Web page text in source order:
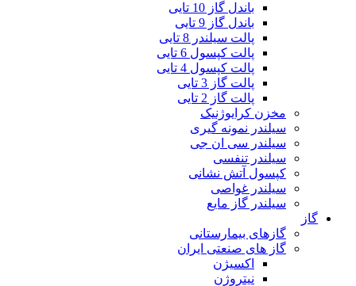
باندل گاز 10 تایی
باندل گاز 9 تایی
پالت سیلندر 8 تایی
پالت کپسول 6 تایی
پالت کپسول 4 تایی
پالت گاز 3 تایی
پالت گاز 2 تایی
مخزن کرایوژنیک
سیلندر نمونه گیری
سیلندر سی ان جی
سیلندر تنفسی
کپسول آتش نشانی
سیلندر غواصی
سیلندر گاز مایع
گاز
گازهای بیمارستانی
گاز های صنعتی ایران
اکسیژن
نیتروژن